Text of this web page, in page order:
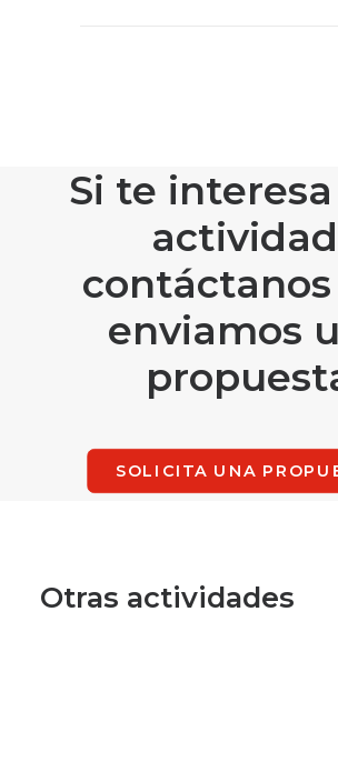
Si te
enviamos
SOLICITA UNA
Otras actividades